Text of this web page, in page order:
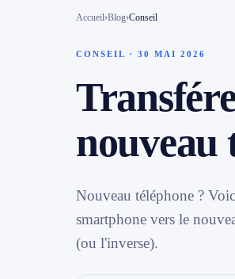
Gros-de-Vaud
079 716 53 82
Accueil›Blog›Conseil
CONSEIL · 30 MAI 2026
nouveau
Nouveau téléphone ?
smartphone vers le
(ou l'inverse).